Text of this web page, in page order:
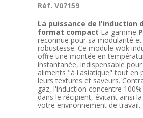
Réf. V07159
La puissance de l'induction
format compact La gamme
reconnue pour sa modularité et
robustesse. Ce module wok
offre une montée en
instantanée, indispensable
aliments "à l'asiatique" tout en
leurs textures et saveurs.
gaz, l'induction concentre
dans le récipient, évitant ainsi
votre environnement de travail.